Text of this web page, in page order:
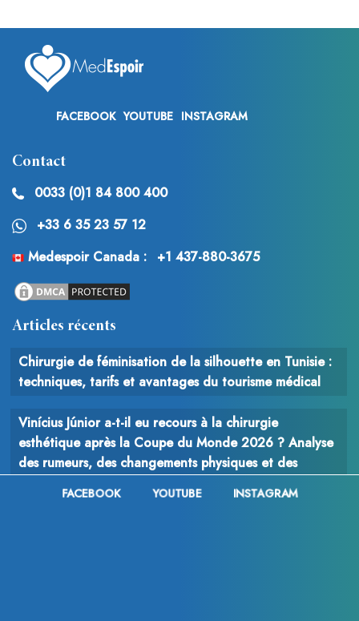
FACEBOOK YOUTUBE INSTAGRAM
Contact
0033 (0)1 84 800 400
+33 6 35 23 57 12
Medespoir Canada :
+1 437-880-3675
Articles récents
Chirurgie de féminisation de la silhouette en Tunisie :
techniques, tarifs et avantages du tourisme médical
Vinícius Júnior a-t-il eu recours à la chirurgie
esthétique après la Coupe du Monde 2026 ? Analyse
des rumeurs, des changements physiques et des
FACEBOOK YOUTUBE INSTAGRAM